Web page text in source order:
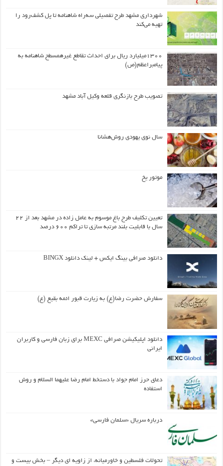
شهرداری مشهد طرح تفصیلی سه‌راه شاهنامه تا پل کشف‌رود را
تهیه می‌کند
۱۳۰۰میلیارد ریال برای احداث تقاطع غیرهمسطح شاهنامه به
پیامبراعظم(ص)
تصویب طرح بازنگری قلعه وکیل آباد مشهد
سال نوی یهودی روش‌هشانا
موتور یخ
تعیین تکلیف طرح باغ موسوم به عامل زاده در مشهد بعد از ۲۲
سال با قابلیت بلند مرتبه سازی تا تراکم ۶۰۰ درصد
دانلود صرافی بینگ ایکس + لینک دانلود BINGX
سفارش حضرت رضا(ع) به زیارت قبور ائمه بقیع (ع)
دانلود اپلیکیشن صرافی MEXC برای زبان فارسی و کاربران
ایرانی
دعای حرز امام جواد با دستخط امام رضا علیهما السلام و روش
استفاده
درباره سریال «سلمان فارسی»
تحولات فلسطین و خاورمیانه، از زاویه ای دیگر – بخش بیست و